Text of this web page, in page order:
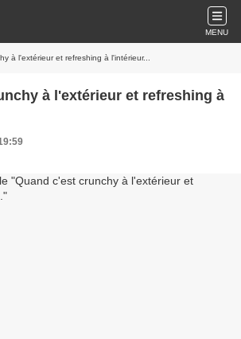
MENU
à l'extérieur et refreshing à l'intérieur...
à l'extérieur et refreshing à